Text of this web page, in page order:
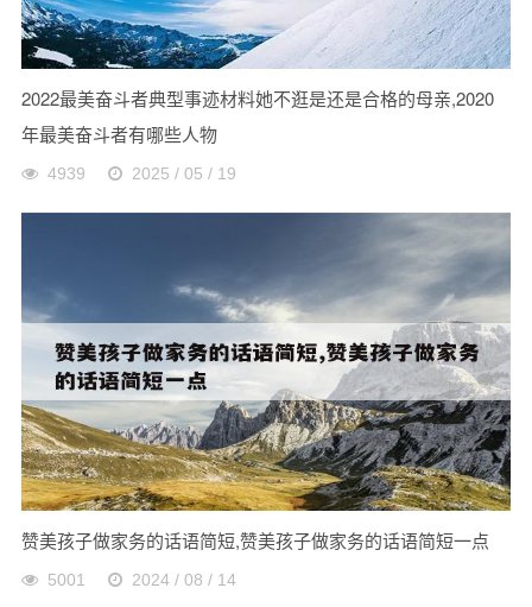
2022最美奋斗者典型事迹材料她不逛是还是合格的母亲,2020
年最美奋斗者有哪些人物
4939 2025 / 05 / 19
赞美孩子做家务的话语简短,赞美孩子做家务的话语简短一点
5001 2024 / 08 / 14